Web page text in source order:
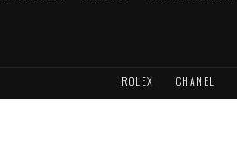
ROLEX CHANEL